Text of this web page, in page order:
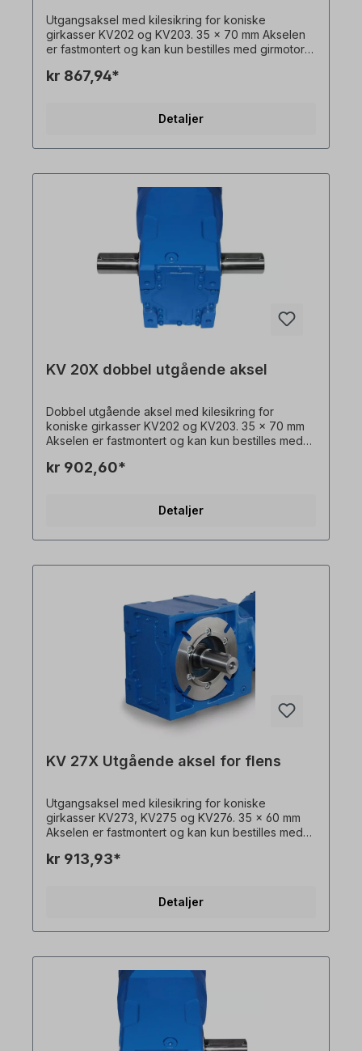
Utgangsaksel med kilesikring for koniske
girkasser KV202 og KV203. 35 x 70 mm Akselen
er fastmontert og kan kun bestilles med girmotor +
på monteringsposisjon M1). Alle produktbilder er
kr 867,94*
Detaljer
KV 20X dobbel utgående aksel
Dobbel utgående aksel med kilesikring for
koniske girkasser KV202 og KV203. 35 x 70 mm
Akselen er fastmontert og kan kun bestilles med
eksempler! Med forbehold om tekniske endringer.
kr 902,60*
Detaljer
KV 27X Utgående aksel for flens
Utgangsaksel med kilesikring for koniske
girkasser KV273, KV275 og KV276. 35 x 60 mm
Akselen er fastmontert og kan kun bestilles med
monteringssiden (basert på monteringsposisjon
kr 913,93*
Detaljer